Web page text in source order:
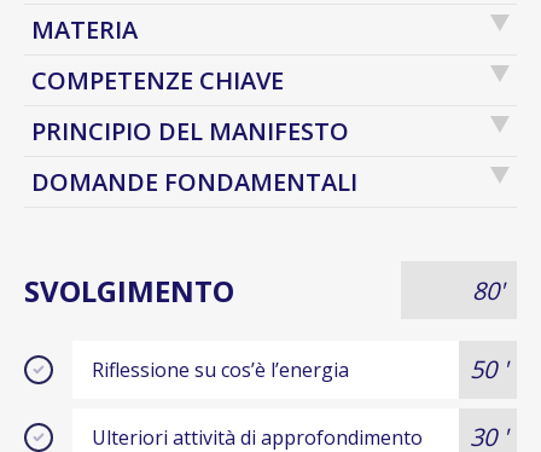
MATERIA
COMPETENZE CHIAVE
PRINCIPIO DEL MANIFESTO
DOMANDE FONDAMENTALI
SVOLGIMENTO 80'
Riflessione su cos’è l’energia
Ulteriori attività di approfondimento